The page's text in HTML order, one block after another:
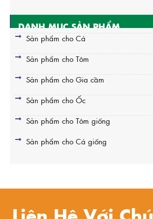
DANH MỤC SẢN PHẨM
Sản phẩm cho Cá
Sản phẩm cho Tôm
Sản phẩm cho Gia cầm
Sản phẩm cho Ốc
Sản phẩm cho Tôm giống
Sản phẩm cho Cá giống